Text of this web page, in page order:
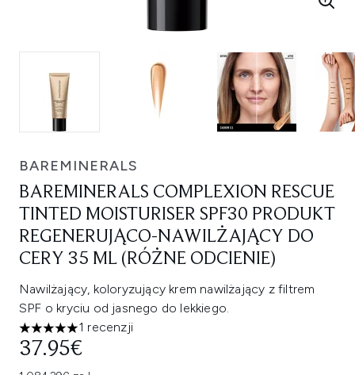
BAREMINERALS
BAREMINERALS COMPLEXION RESCUE
TINTED MOISTURISER SPF30 PRODUKT
REGENERUJĄCO-NAWILŻAJĄCY DO
CERY 35 ML (RÓŻNE ODCIENIE)
Nawilżający, koloryzujący krem nawilżający z filtrem
SPF o kryciu od jasnego do lekkiego.
5 gwiazdek na maksymalnie 5
1 recenzji
37.95€